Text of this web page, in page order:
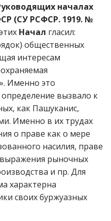
началах
(СУ РСФСР. 1919. №
Начал гласил:
общественных
интересам
Именно это
вызвало к
как Пашуканис,
Именно в их трудах
о праве как о мере
насилия, праве
рыночных
и пр. Для
характерна
своих буржуазных